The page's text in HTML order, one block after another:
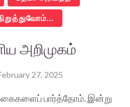
அறிமுகம்
27, 2025
பார்த்தோம். இன்று